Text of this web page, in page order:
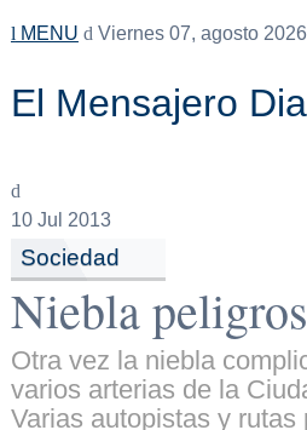
MENU Viernes 07, agosto 2026
El Mensajero
10Jul 2013
Sociedad
Niebla
Otra vez la niebla
varios arterias de la
Varias autopistas y rutas